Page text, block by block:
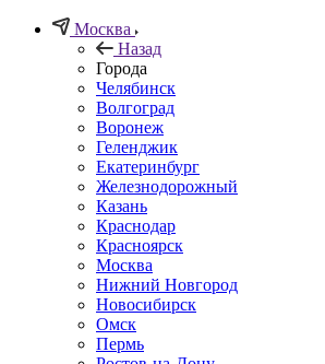
Москва
Назад
Города
Челябинск
Волгоград
Воронеж
Геленджик
Екатеринбург
Железнодорожный
Казань
Краснодар
Красноярск
Москва
Нижний Новгород
Новосибирск
Омск
Пермь